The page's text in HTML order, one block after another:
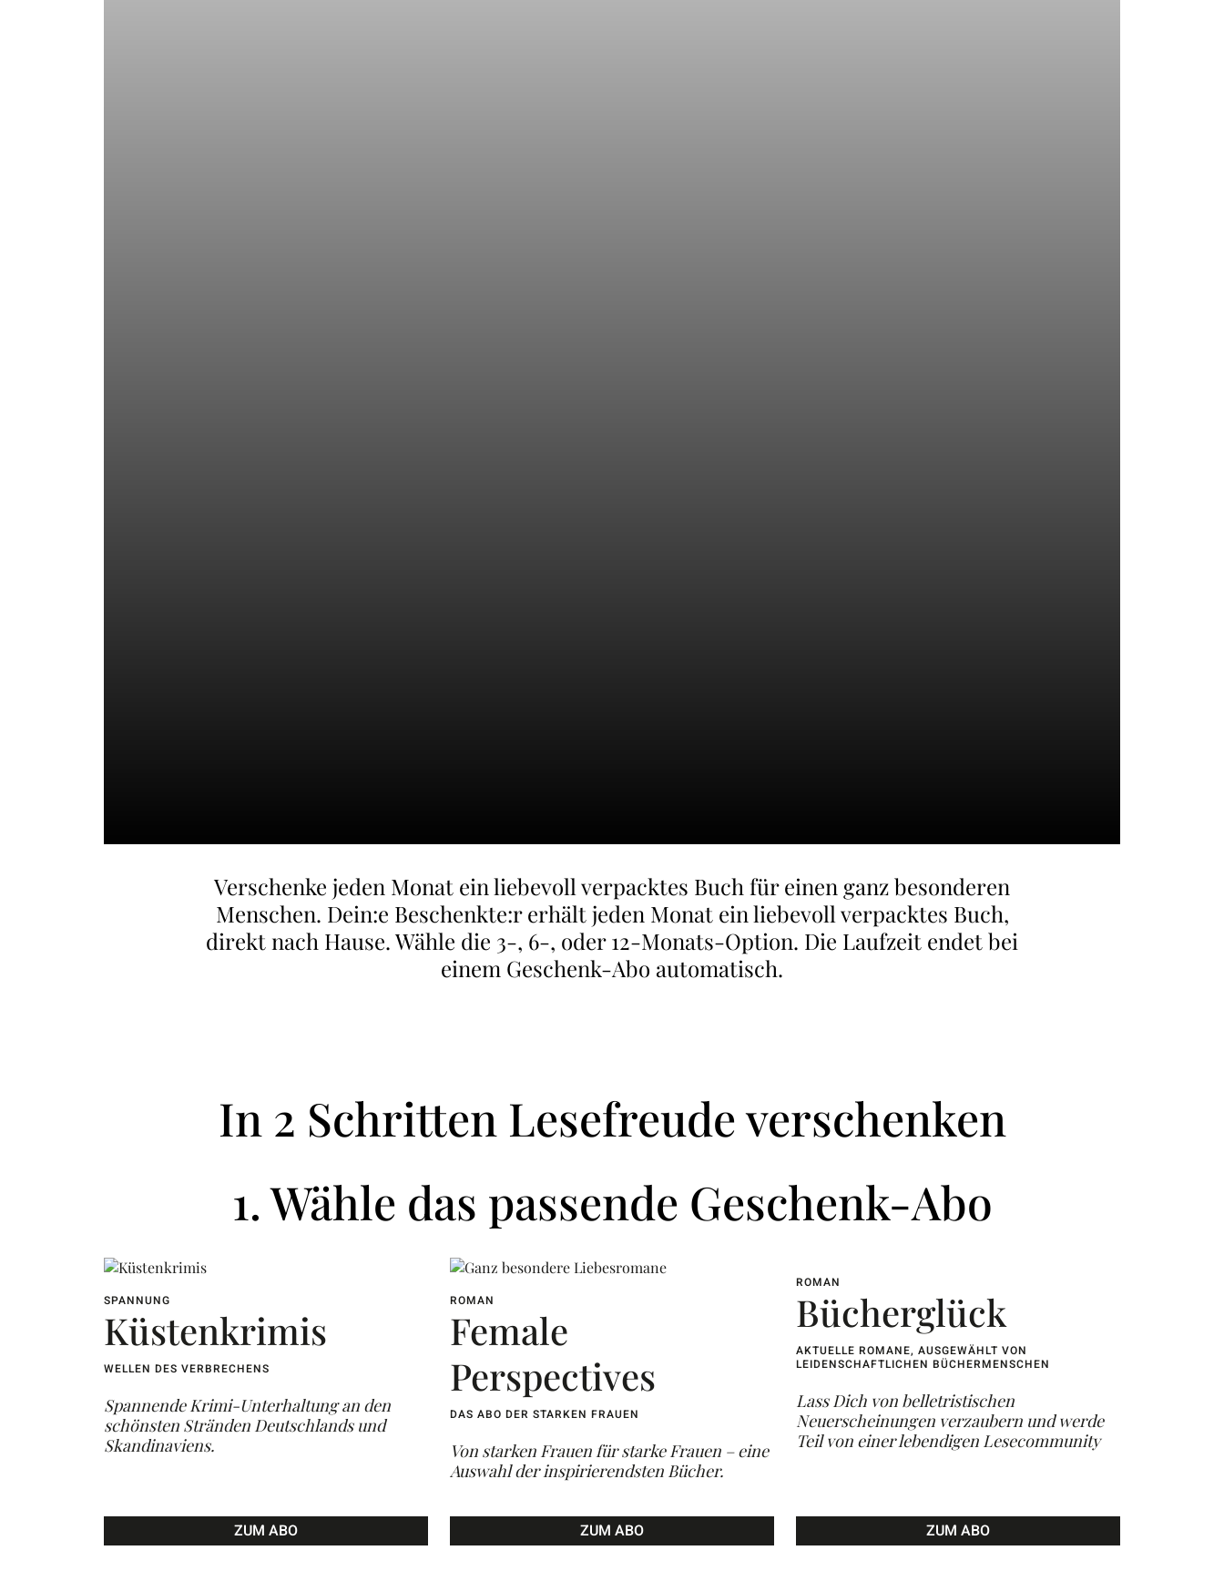
Verschenke jeden Monat ein liebevoll verpacktes Buch für einen ganz besonderen
Menschen. Dein:e Beschenkte:r erhält jeden Monat ein liebevoll verpacktes Buch,
direkt nach Hause. Wähle die 3-, 6-, oder 12-Monats-Option. Die Laufzeit endet bei
einem Geschenk-Abo automatisch.
In 2 Schritten Lesefreude verschenken
1. Wähle das passende Geschenk-Abo
SPANNUNG
Küstenkrimis
WELLEN DES VERBRECHENS
Spannende Krimi-Unterhaltung an den
schönsten Stränden Deutschlands und
Skandinaviens.
ZUM ABO
ROMAN
Female
Perspectives
DAS ABO DER STARKEN FRAUEN
Von starken Frauen für starke Frauen – eine
Auswahl der inspirierendsten Bücher.
ZUM ABO
ROMAN
Bücherglück
AKTUELLE ROMANE, AUSGEWÄHLT VON
LEIDENSCHAFTLICHEN BÜCHERMENSCHEN
Lass Dich von belletristischen
Neuerscheinungen verzaubern und werde
Teil von einer lebendigen Lesecommunity
ZUM ABO